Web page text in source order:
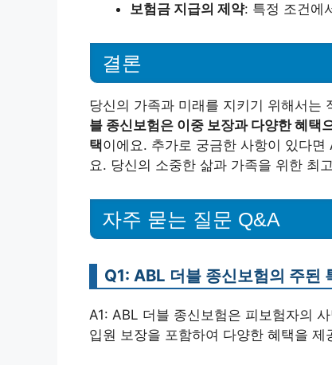
보험금 지급의 제약: 특정 조건에
결론
당신의 가족과 미래를 지키기 위해서는
블 종신보험은 이중 보장과 다양한 혜택
택이에요. 추가로 궁금한 사항이 있다
요. 당신의 소중한 삶과 가족을 위한 최
자주 묻는 질문 Q&A
Q1: ABL 더블 종신보험의 주된
A1: ABL 더블 종신보험은 피보험자의
입원 보장을 포함하여 다양한 혜택을 제